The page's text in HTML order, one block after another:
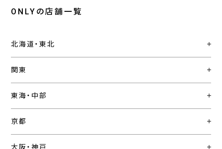
ONLYの店舗一覧
北海道・東北
関東
東海・中部
京都
大阪・神戸